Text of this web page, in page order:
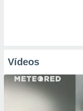
Vídeos